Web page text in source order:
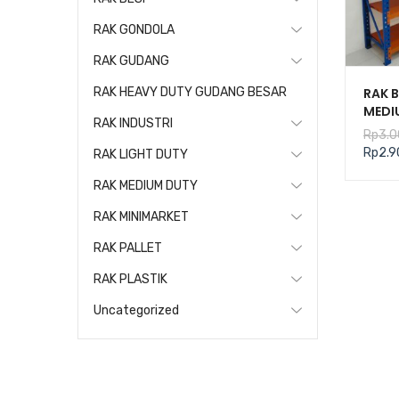
RAK
TIPE
Rp
Rp
RAK GONDOLA
RAK GUDANG
RAK HEAVY DUTY GUDANG BESAR
RAK INDUSTRI
RAK LIGHT DUTY
RAK MEDIUM DUTY
RAK MINIMARKET
RAK PALLET
RAK PLASTIK
Uncategorized